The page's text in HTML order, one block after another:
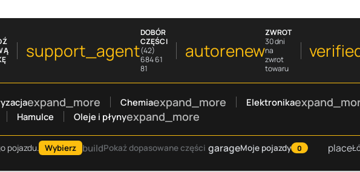
support_agent
DOBÓR
CZĘŚCI
(42)
684 61
81
autorenew
ZWROT
30 dni
na
zwrot
towaru
expand_more Chemiaexpand_more Elektronika
Hamulce Oleje i płynyexpand_more
pojazdu. Wybierz buildPokaż dopasowane części garageMoje pojazdy 0 place